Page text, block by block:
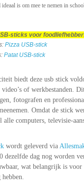
is om mee te nemen in
sticks voor
Pizza USB-stick
Patat USB-stick
biedt deze usb stick
of werkbestanden.
fotografen en
Omdat de stick
computers, televisie-
wordt geleverd via
dezelfde dag nog worden
wat belangrijk is